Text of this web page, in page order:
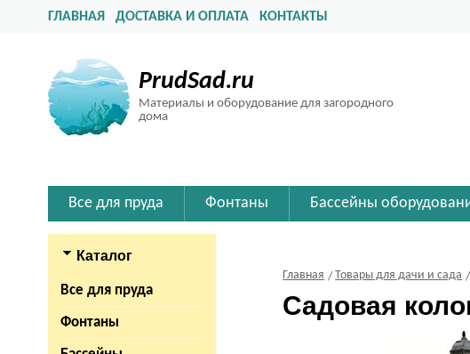
ГЛАВНАЯ ДОСТАВКА И ОПЛАТА КОНТАКТЫ
PrudSad.ru
Материалы и оборудование для загородного
дома
Все для пруда Фонтаны Бассейны
Каталог
Все для пруда
Фонтаны
Главная Товары для дачи и сада
Садовая